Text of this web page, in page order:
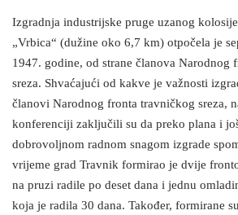
Izgradnja industrijske pruge uzanog
„Vrbica“ (dužine oko 6,7 km) otpočela je
1947. godine, od strane članova Narodnog
sreza. Shvaćajući od kakve je važnosti
članovi Narodnog fronta travničkog sreza,
konferenciji zaključili su da preko plana i
dobrovoljnom radnom snagom izgrade
vrijeme grad Travnik formirao je dvije
na pruzi radile po deset dana i jednu
koja je radila 30 dana. Također, formirane